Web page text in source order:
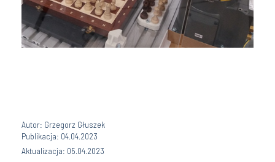
Autor: Grzegorz Głuszek
Publikacja: 04.04.2023
Aktualizacja: 05.04.2023